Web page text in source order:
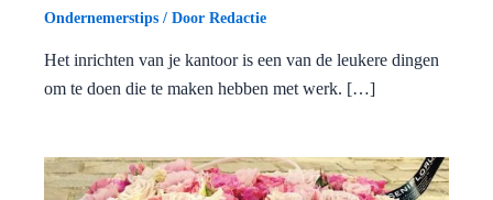
Ondernemerstips / Door Redactie
Het inrichten van je kantoor is een van de leukere dingen
om te doen die te maken hebben met werk. […]